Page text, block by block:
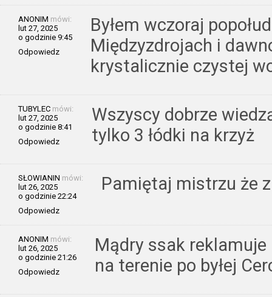
ANONIM mówi:
lut 27, 2025
o godzinie 9:45
Odpowiedz
Byłem wczoraj
Międzyzdrojach i
krystalicznie czystej
TUBYLEC mówi:
lut 27, 2025
o godzinie 8:41
Odpowiedz
Wszyscy dobrze
tylko 3 łódki na krzyż
SŁOWIANIN mówi:
lut 26, 2025
o godzinie 22:24
Odpowiedz
Pamiętaj mistrzu że
ANONIM mówi:
lut 26, 2025
o godzinie 21:26
Odpowiedz
Mądry ssak
na terenie po byłej